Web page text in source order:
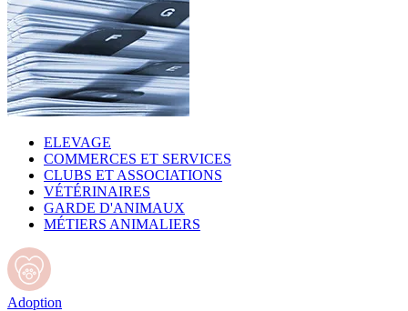
ELEVAGE
COMMERCES ET SERVICES
CLUBS ET ASSOCIATIONS
VÉTÉRINAIRES
GARDE D'ANIMAUX
MÉTIERS ANIMALIERS
Adoption